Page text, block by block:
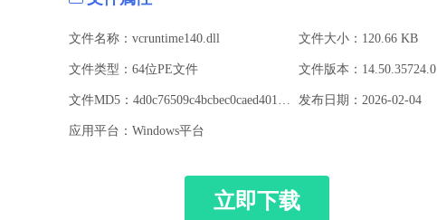
文件名称：vcruntime140.dll 文件大小：120.66 KB
文件类型：64位PE文件 文件版本：14.50.35724.0
发布日期：2026-02-04
应用平台：Windows平台
立即下载